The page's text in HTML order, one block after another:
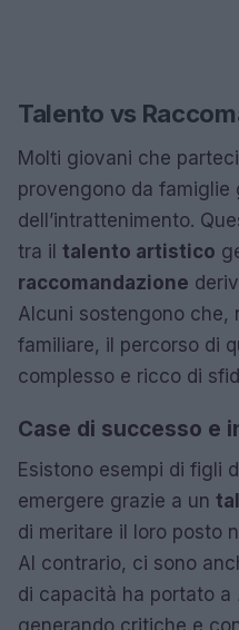
Talento vs
Molti giovani che
provengono da
dell’intrattenimento.
tra il talento artistico
raccomandazione
Alcuni sostengono che,
familiare, il percorso di
complesso e ricco di
Case di successo e
Esistono esempi di figli
emergere grazie a un
di meritare il loro posto
Al contrario, ci sono
di capacità ha portato a
generando critiche e